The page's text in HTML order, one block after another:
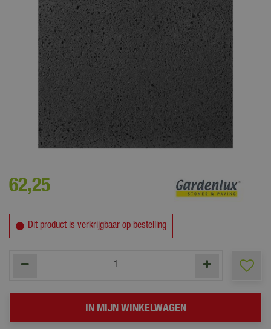
62,25
Dit product is verkrijgbaar op bestelling